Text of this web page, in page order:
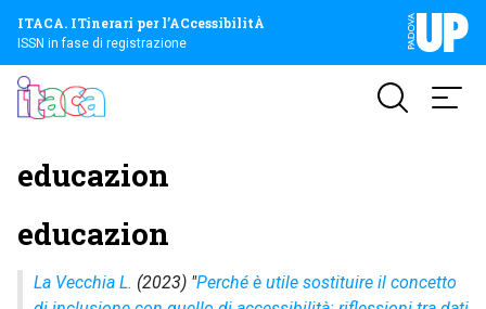
ITACA. ITinerari per l’ACcessibilitÀ
ISSN in fase di registrazione
educazion
educazion
La Vecchia L. (2023) "Perché è utile sostituire il concetto